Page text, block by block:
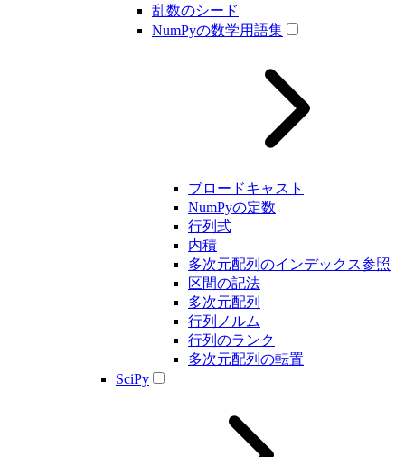
乱数のシード
NumPyの数学用語集
ブロードキャスト
NumPyの定数
行列式
内積
多次元配列のインデックス参照
区間の記法
多次元配列
行列ノルム
行列のランク
多次元配列の転置
SciPy